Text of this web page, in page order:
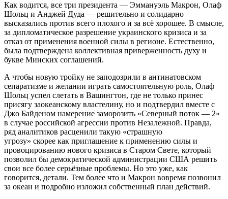
Как водится, все три президента — Эммануэль Макрон, Олаф
Шольц и Анджей Дуда — решительно и солидарно
высказались против всего плохого и за всё хорошее. В смысле,
за дипломатическое разрешение украинского кризиса и за
отказ от применения военной силы в регионе. Естественно,
была подтверждена коллективная приверженность духу и
букве Минских соглашений.
А чтобы новую тройку не заподозрили в антинатовском
сепаратизме и желании играть самостоятельную роль, Олаф
Шольц успел слетать в Вашингтон, где не только принес
присягу заокеанскому властелину, но и подтвердил вместе с
Джо Байденом намерение заморозить «Северный поток — 2»
в случае российской агрессии против Незалежной. Правда,
ряд аналитиков расценили такую «страшную
угрозу» скорее как приглашение к применению силы и
провоцированию нового кризиса в Старом Свете, который
позволил бы демократической администрации США решить
свои все более серьёзные проблемы. Но это уже, как
говорится, детали. Тем более что и Макрон вовремя позвонил
за океан и подробно изложил собственный план действий.